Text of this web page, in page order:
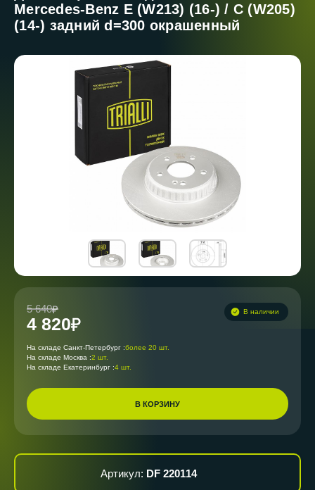
Mercedes-Benz E (W213) (16-) / С (W205)
(14-) задний d=300 окрашенный
5 640
4 820
В наличии
На складе Санкт-Петербург :более 20 шт.
На складе Москва :2 шт.
На складе Екатеринбург :4 шт.
В КОРЗИНУ
Артикул: DF 220114